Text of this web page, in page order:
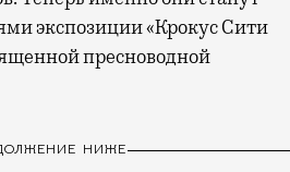
экспозиции «Крокус Сити
пресноводной
НИЖЕ